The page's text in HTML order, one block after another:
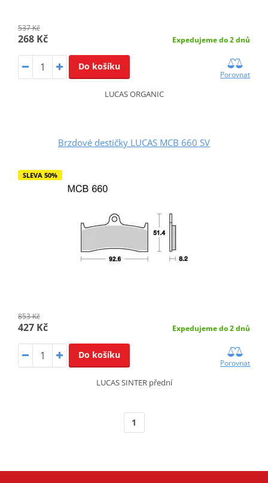
537 Kč
268 Kč Expedujeme do 2 dnů
Do košíku
Porovnat
LUCAS ORGANIC
Brzdové destičky LUCAS MCB 660 SV
SLEVA 50%
853 Kč
427 Kč Expedujeme do 2 dnů
Do košíku
Porovnat
LUCAS SINTER přední
1